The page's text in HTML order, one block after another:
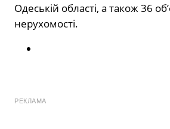
Одеській області, а також 36
нерухомості.
РЕКЛАМА